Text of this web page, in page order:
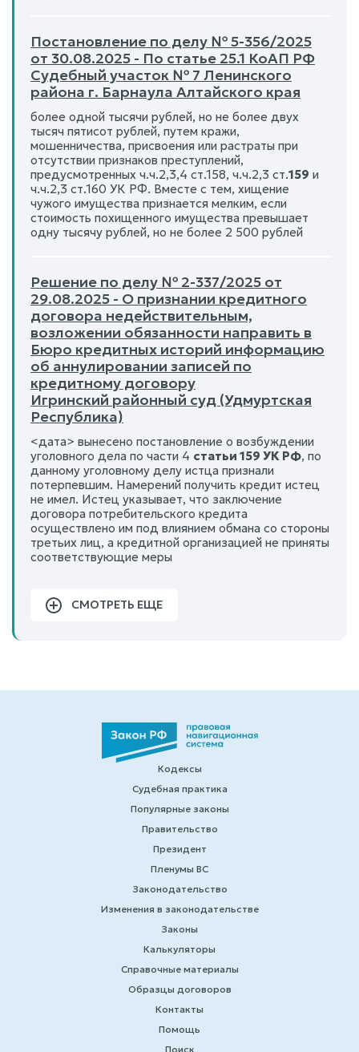
Постановление по делу № 5-356/2025
от 30.08.2025 - По статье 25.1 КоАП РФ
Судебный участок № 7 Ленинского
района г. Барнаула Алтайского края
более одной тысячи рублей, но не более двух
тысяч пятисот рублей, путем кражи,
мошенничества, присвоения или растраты при
отсутствии признаков преступлений,
предусмотренных ч.ч.2,3,4 ст.158, ч.ч.2,3 ст.159 и
ч.ч.2,3 ст.160 УК РФ. Вместе с тем, хищение
чужого имущества признается мелким, если
стоимость похищенного имущества превышает
одну тысячу рублей, но не более 2 500 рублей
Решение по делу № 2-337/2025 от
29.08.2025 - О признании кредитного
договора недействительным,
возложении обязанности направить в
Бюро кредитных историй информацию
об аннулировании записей по
кредитному договору
Игринский районный суд (Удмуртская
Республика)
<дата> вынесено постановление о возбуждении
уголовного дела по части 4 статьи 159 УК РФ, по
данному уголовному делу истца признали
потерпевшим. Намерений получить кредит истец
не имел. Истец указывает, что заключение
договора потребительского кредита
осуществлено им под влиянием обмана со стороны
третьих лиц, а кредитной организацией не приняты
соответствующие меры
СМОТРЕТЬ ЕЩЕ
Кодексы
Судебная практика
Популярные законы
Правительство
Президент
Пленумы ВС
Законодательство
Изменения в законодательстве
Законы
Калькуляторы
Справочные материалы
Образцы договоров
Контакты
Помощь
Поиск